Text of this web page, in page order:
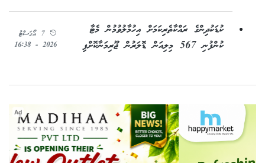
ކުޑަކުދިންގެ ރައްކާތެރިކަމަށް އިހުމާލުވުމުން މެޓާ
ކުންފުނި 567 މިލިއަން ޑޮލަރުން ޖޫރިމަނާކޮށްފި
7 އޯގަސްޓު
2026 - 16:38
Ad